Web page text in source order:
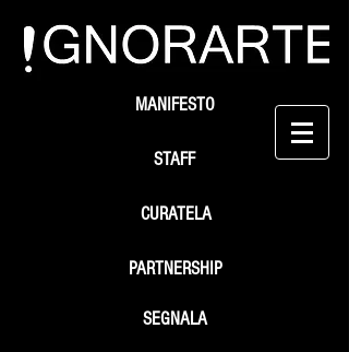
STAFF
SEGNALA
MANIFESTO
PARTNERSHIP
CURATELA